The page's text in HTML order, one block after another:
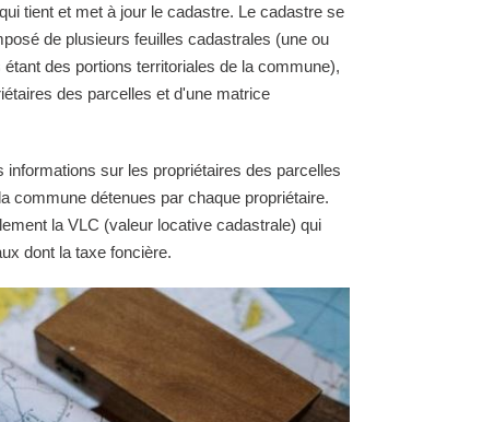
tient et met à jour le cadastre. Le cadastre se
de plusieurs feuilles cadastrales (une ou
des portions territoriales de la commune),
des parcelles et d'une matrice
informations sur les propriétaires des parcelles
commune détenues par chaque propriétaire.
la VLC (valeur locative cadastrale) qui
dont la taxe foncière.